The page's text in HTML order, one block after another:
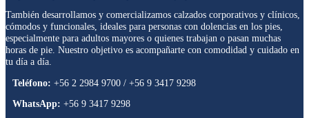
También desarrollamos y comercializamos calzados corporativos y clínicos,
cómodos y funcionales, ideales para personas con dolencias en los pies,
especialmente para adultos mayores o quienes trabajan o pasan muchas
horas de pie. Nuestro objetivo es acompañarte con comodidad y cuidado en
tu día a día.
Teléfono: +56 2 2984 9700 / +56 9 3417 9298
WhatsApp: +56 9 3417 9298